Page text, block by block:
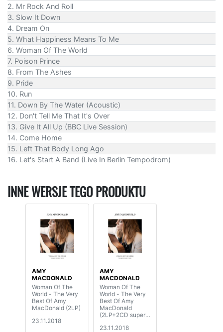
2. Mr Rock And Roll
3. Slow It Down
4. Dream On
5. What Happiness Means To Me
6. Woman Of The World
7. Poison Prince
8. From The Ashes
9. Pride
10. Run
11. Down By The Water (Acoustic)
12. Don't Tell Me That It's Over
13. Give It All Up (BBC Live Session)
14. Come Home
15. Left That Body Long Ago
16. Let's Start A Band (Live In Berlin Tempodrom)
INNE WERSJE TEGO PRODUKTU
AMY
MACDONALD
Woman Of The
World - The Very
Best Of Amy
MacDonald (2LP)
23.11.2018
AMY
MACDONALD
Woman Of The
World - The Very
Best Of Amy
MacDonald
(2LP+2CD super
23.11.2018